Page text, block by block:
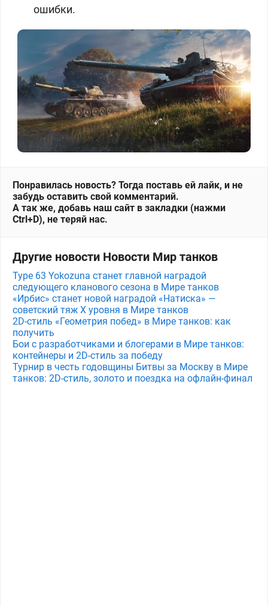
ошибки.
Понравилась новость? Тогда поставь ей лайк, и не
забудь оставить свой комментарий.
А так же, добавь наш сайт в закладки (нажми
Ctrl+D), не теряй нас.
Другие новости Новости Мир танков
Type 63 Yokozuna станет главной наградой
следующего кланового сезона в Мире танков
«Ирбис» станет новой наградой «Натиска» —
советский тяж X уровня в Мире танков
2D-стиль «Геометрия побед» в Мире танков: как
получить
Бои с разработчиками и блогерами в Мире танков:
контейнеры и 2D-стиль за победу
Турнир в честь годовщины Битвы за Москву в Мире
танков: 2D-стиль, золото и поездка на офлайн-финал